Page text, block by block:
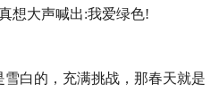
想大声喊出:我爱绿色!
白的，充满挑战，那春天就是